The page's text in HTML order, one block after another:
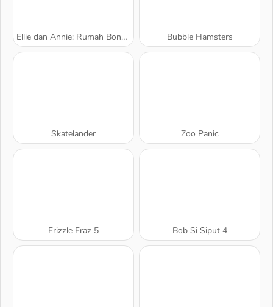
Ellie dan Annie: Rumah Boneka Bubble Hamsters
Skatelander Zoo Panic
Frizzle Fraz 5 Bob Si Siput 4